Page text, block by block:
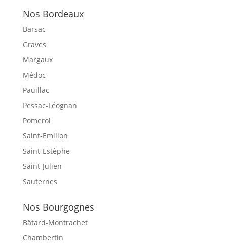
Nos Bordeaux
Barsac
Graves
Margaux
Médoc
Pauillac
Pessac-Léognan
Pomerol
Saint-Emilion
Saint-Estèphe
Saint-Julien
Sauternes
Nos Bourgognes
Bâtard-Montrachet
Chambertin